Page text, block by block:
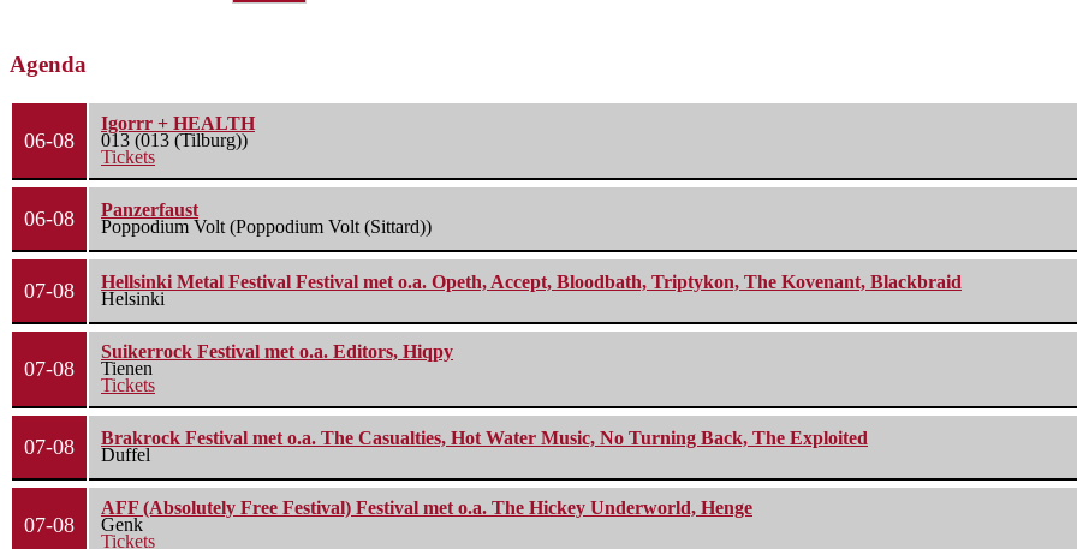
Agenda
06-08
Igorrr + HEALTH
013 (013 (Tilburg))
Tickets
06-08
Panzerfaust
Poppodium Volt (Poppodium Volt (Sittard))
07-08
Hellsinki Metal Festival Festival met o.a. Opeth, Accept, Bloodbath, Triptykon, The Kovenant, Blackbraid
Helsinki
07-08
Suikerrock Festival met o.a. Editors, Hiqpy
Tienen
Tickets
07-08
Brakrock Festival met o.a. The Casualties, Hot Water Music, No Turning Back, The Exploited
Duffel
07-08
AFF (Absolutely Free Festival) Festival met o.a. The Hickey Underworld, Henge
Genk
Tickets